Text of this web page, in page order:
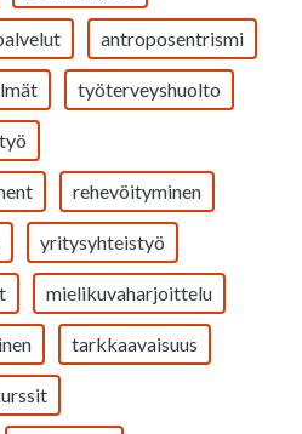
antroposentrismi
työterveyshuolto
rehevöityminen
yritysyhteistyö
mielikuvaharjoittelu
tarkkaavaisuus